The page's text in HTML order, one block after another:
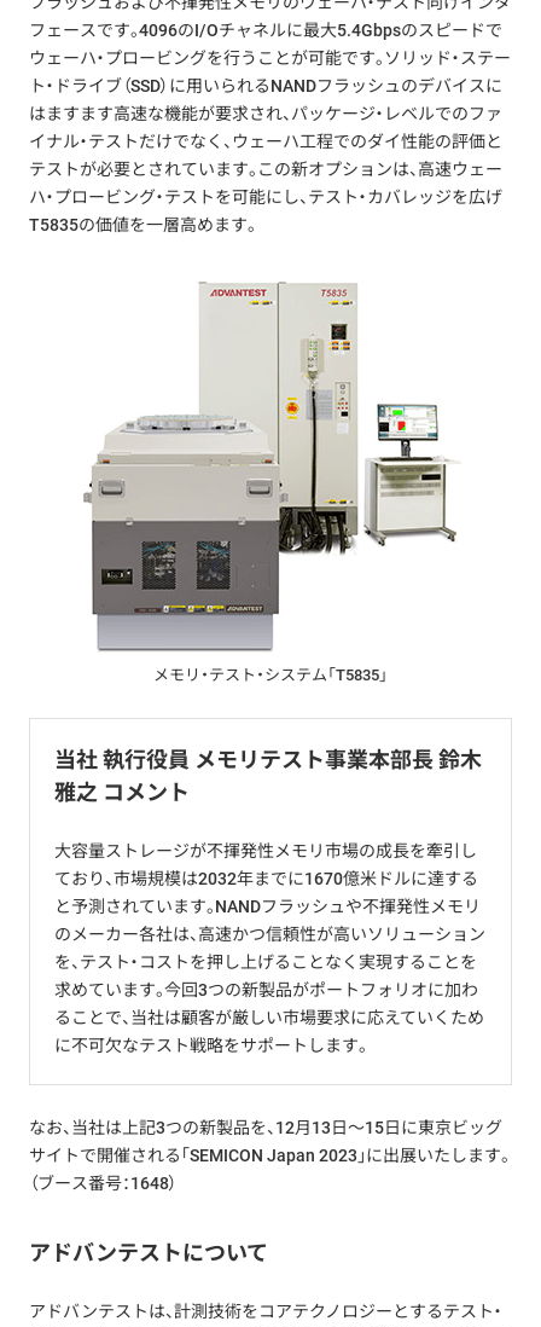
フェースです。4096のI/Oチャネルに最大5.4Gbpsのスピードで
ウェーハ・プロービングを行うことが可能です。ソリッド・ステー
ト・ドライブ（SSD）に用いられるNANDフラッシュのデバイスに
はますます高速な機能が要求され、パッケージ・レベルでのファ
イナル・テストだけでなく、ウェーハ工程でのダイ性能の評価と
テストが必要とされています。この新オプションは、高速ウェー
ハ・プロービング・テストを可能にし、テスト・カバレッジを広げ
T5835の価値を一層高めます。
メモリ・テスト・システム「T5835」
当社 執行役員 メモリテスト事業本部長 鈴木
雅之 コメント
大容量ストレージが不揮発性メモリ市場の成長を牽引し
ており、市場規模は2032年までに1670億米ドルに達する
と予測されています。NANDフラッシュや不揮発性メモリ
のメーカー各社は、高速かつ信頼性が高いソリューション
を、テスト・コストを押し上げることなく実現することを
求めています。今回3つの新製品がポートフォリオに加わ
ることで、当社は顧客が厳しい市場要求に応えていくため
に不可欠なテスト戦略をサポートします。
なお、当社は上記3つの新製品を、12月13日～15日に東京ビッグ
サイトで開催される「SEMICON Japan 2023」に出展いたします。
（ブース番号：1648）
アドバンテストについて
アドバンテストは、計測技術をコアテクノロジーとするテスト・